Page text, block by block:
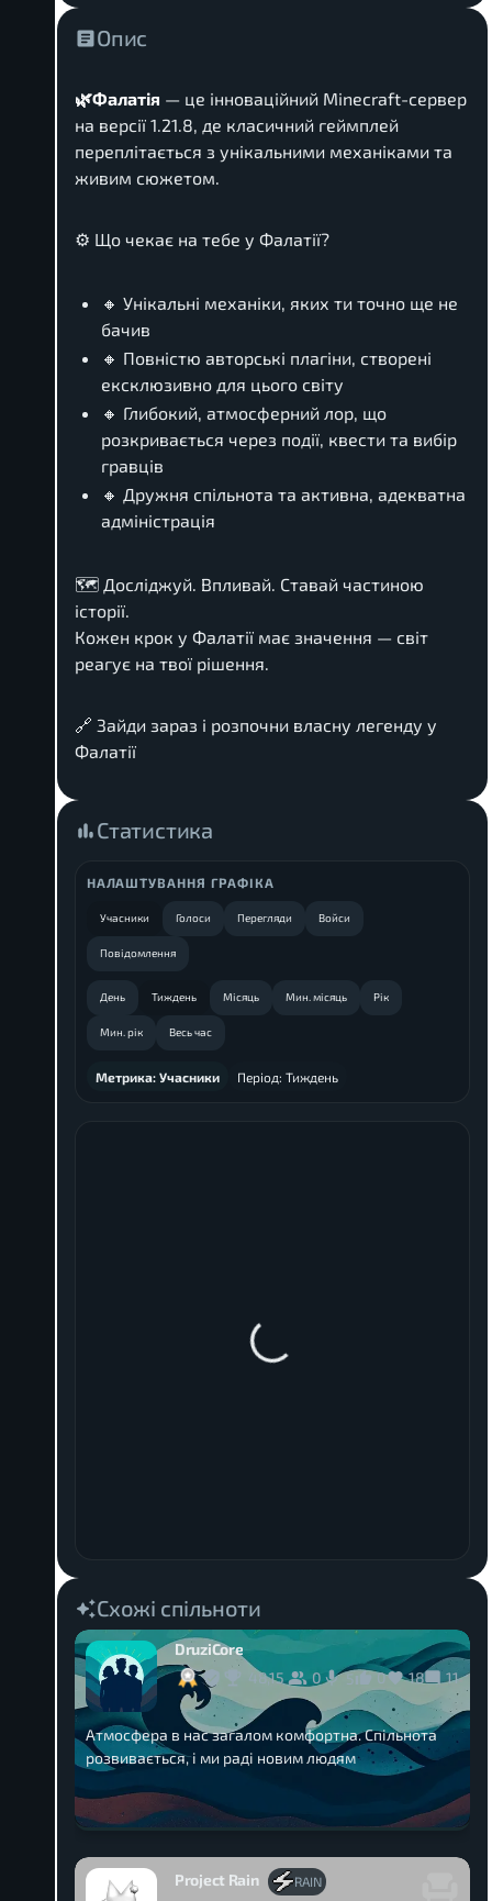
Опис
🌿Фалатія — це інноваційний Minecraft-сервер
на версії 1.21.8, де класичний геймплей
переплітається з унікальними механіками та
живим сюжетом.
⚙️ Що чекає на тебе у Фалатії?
🔸 Унікальні механіки, яких ти точно ще не
бачив
🔸 Повністю авторські плагіни, створені
ексклюзивно для цього світу
🔸 Глибокий, атмосферний лор, що
розкривається через події, квести та вибір
гравців
🔸 Дружня спільнота та активна, адекватна
адміністрація
🗺️ Досліджуй. Впливай. Ставай частиною
історії.
Кожен крок у Фалатії має значення — світ
реагує на твої рішення.
🔗 Зайди зараз і розпочни власну легенду у
Фалатії
Статистика
НАЛАШТУВАННЯ ГРАФІКА
Учасники Голоси Перегляди Войси
Повідомлення
День Тиждень Місяць Мин. місяць Рік
Мин. рік Весь час
Метрика: Учасники Період: Тиждень
Схожі спільноти
DruziCore
48,15
0 5 0 18 11
Атмосфера в нас загалом комфортна. Спільнота
розвивається, і ми раді новим людям
Project Rain RAIN